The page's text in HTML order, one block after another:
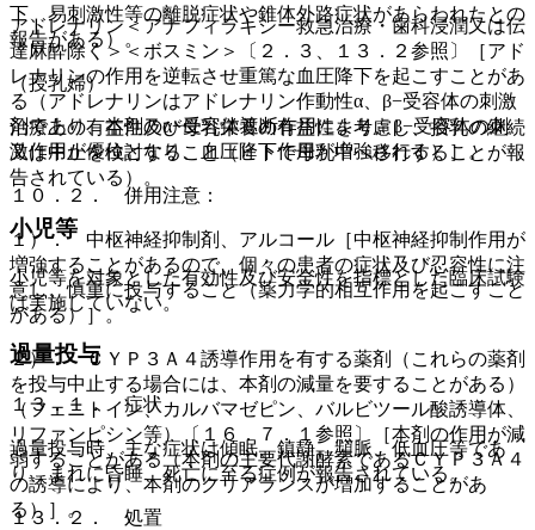
下、易刺激性等の離脱症状や錐体外路症状があらわれたとの
報告がある）。
（授乳婦）
治療上の有益性及び母乳栄養の有益性を考慮し、授乳の継続
又は中止を検討すること（ヒトで母乳中へ移行することが報
告されている）。
小児等
小児等を対象とした有効性及び安全性を指標とした臨床試験
は実施していない。
過量投与
１３．１． 症状
過量投与時、主な症状は傾眠、鎮静、頻脈、低血圧等であ
り、まれに昏睡、死亡に至る症例が報告されている。
１３．２． 処置
アドレナリン＜アナフィラキシー救急治療・歯科浸潤又は伝
達麻酔除く＞＜ボスミン＞〔２．３、１３．２参照〕［アド
レナリンの作用を逆転させ重篤な血圧降下を起こすことがあ
る（アドレナリンはアドレナリン作動性α、β−受容体の刺激
剤であり、本剤のα−受容体遮断作用により、β−受容体の刺
激作用が優位となり、血圧降下作用が増強される）］。
１０．２． 併用注意：
１）． 中枢神経抑制剤、アルコール［中枢神経抑制作用が
増強することがあるので、個々の患者の症状及び忍容性に注
意し、慎重に投与すること（薬力学的相互作用を起こすこと
がある）］。
２）． ＣＹＰ３Ａ４誘導作用を有する薬剤（これらの薬剤
を投与中止する場合には、本剤の減量を要することがある）
（フェニトイン、カルバマゼピン、バルビツール酸誘導体、
リファンピシン等）〔１６．７．１参照〕［本剤の作用が減
弱することがある（本剤の主要代謝酵素であるＣＹＰ３Ａ４
の誘導により、本剤のクリアランスが増加することがあ
る）］。